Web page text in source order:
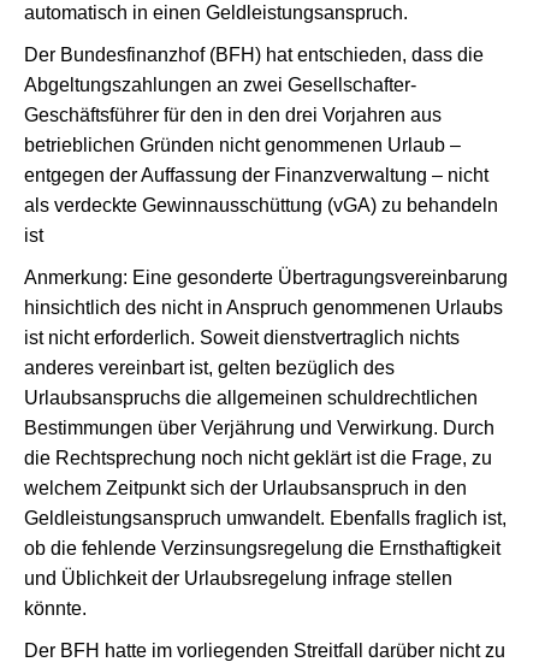
automatisch in einen Geldleistungsanspruch.
Der Bundesfinanzhof (BFH) hat entschieden, dass die
Abgeltungszahlungen an zwei Gesellschafter-
Geschäftsführer für den in den drei Vorjahren aus
betrieblichen Gründen nicht genommenen Urlaub –
entgegen der Auffassung der Finanzverwaltung – nicht
als verdeckte Gewinnausschüttung (vGA) zu behandeln
ist
Anmerkung: Eine gesonderte Übertragungsvereinbarung
hinsichtlich des nicht in Anspruch genommenen Urlaubs
ist nicht erforderlich. Soweit dienstvertraglich nichts
anderes vereinbart ist, gelten bezüglich des
Urlaubsanspruchs die allgemeinen schuldrechtlichen
Bestimmungen über Verjährung und Verwirkung. Durch
die Rechtsprechung noch nicht geklärt ist die Frage, zu
welchem Zeitpunkt sich der Urlaubsanspruch in den
Geldleistungsanspruch umwandelt. Ebenfalls fraglich ist,
ob die fehlende Verzinsungsregelung die Ernsthaftigkeit
und Üblichkeit der Urlaubsregelung infrage stellen
könnte.
Der BFH hatte im vorliegenden Streitfall darüber nicht zu